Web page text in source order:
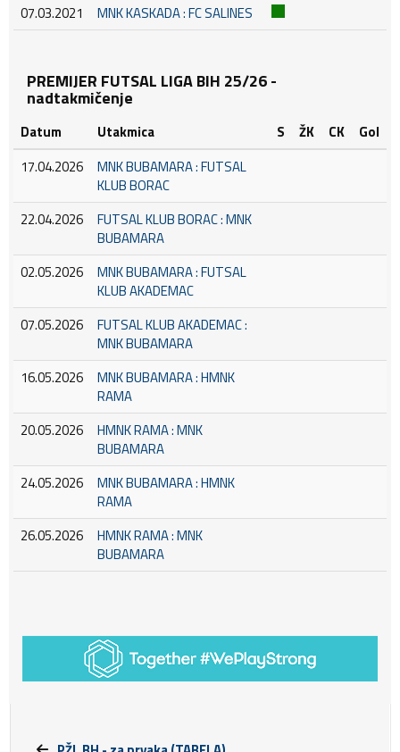
07.03.2021
MNK KASKADA : FC SALINES
PREMIJER FUTSAL LIGA BIH 25/26 -
nadtakmičenje
Datum Utakmica S ŽK CK
Gol
17.04.2026
MNK BUBAMARA : FUTSAL
KLUB BORAC
22.04.2026
FUTSAL KLUB BORAC : MNK
BUBAMARA
02.05.2026
MNK BUBAMARA : FUTSAL
KLUB AKADEMAC
07.05.2026
FUTSAL KLUB AKADEMAC :
MNK BUBAMARA
16.05.2026
MNK BUBAMARA : HMNK
RAMA
20.05.2026
HMNK RAMA : MNK
BUBAMARA
24.05.2026
MNK BUBAMARA : HMNK
RAMA
26.05.2026
HMNK RAMA : MNK
BUBAMARA